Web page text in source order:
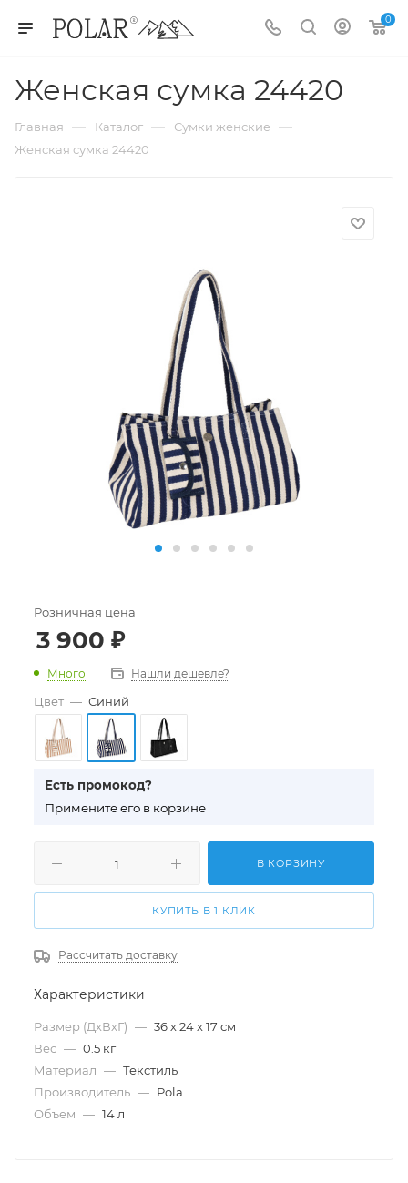
0
Женская сумка 24420
Главная — Каталог — Сумки женские —
Женская сумка 24420
Розничная цена
3 900 ₽
Много Нашли дешевле?
Цвет — Синий
Есть промокод?
Примените его в корзине
В КОРЗИНУ
КУПИТЬ В 1 КЛИК
Рассчитать доставку
Характеристики
Размер (ДхВхГ) — 36 х 24 х 17 см
Вес — 0.5 кг
Материал — Текстиль
Производитель — Pola
Объем — 14 л